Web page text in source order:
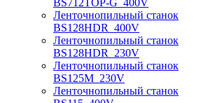
BS712TOP-G_400V
Ленточнопильный станок
BS128HDR_400V
Ленточнопильный станок
BS128HDR_230V
Ленточнопильный станок
BS125M_230V
Ленточнопильный станок